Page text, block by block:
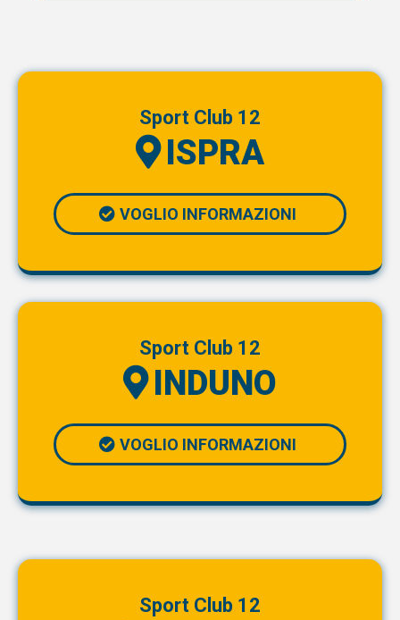
Sport Club 12
ISPRA
VOGLIO INFORMAZIONI
Sport Club 12
INDUNO
VOGLIO INFORMAZIONI
Sport Club 12